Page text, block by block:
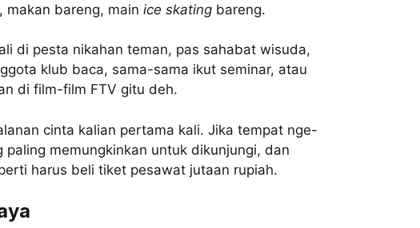
makan bareng, main ice skating bareng.
di pesta nikahan teman, pas sahabat wisuda,
klub baca, sama-sama ikut seminar, atau
di film-film FTV gitu deh.
cinta kalian pertama kali. Jika tempat nge-
memungkinkan untuk dikunjungi, dan
harus beli tiket pesawat jutaan rupiah.